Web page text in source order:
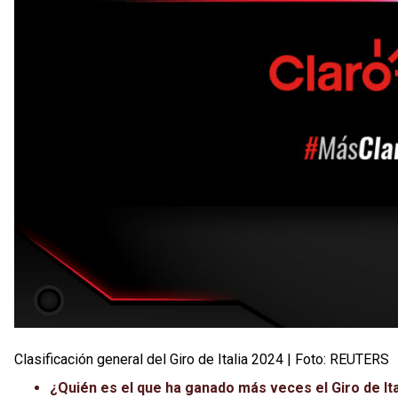
Clasificación general del Giro de Italia 2024 | Foto: REUTERS
¿Quién es el que ha ganado más veces el Giro de